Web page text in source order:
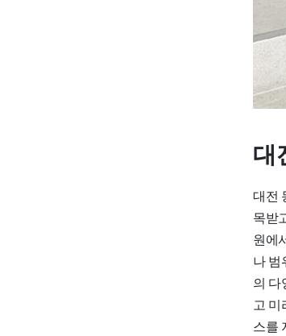
대
대전
목받
원에
나 범
의 다
고 미
스를